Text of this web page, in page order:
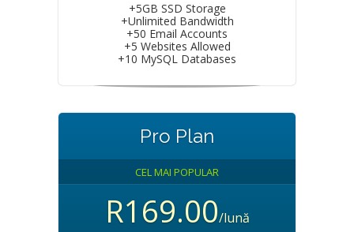
+5GB SSD Storage
+Unlimited Bandwidth
+50 Email Accounts
+5 Websites Allowed
+10 MySQL Databases
Pro Plan
CEL MAI POPULAR
R169.00/lună